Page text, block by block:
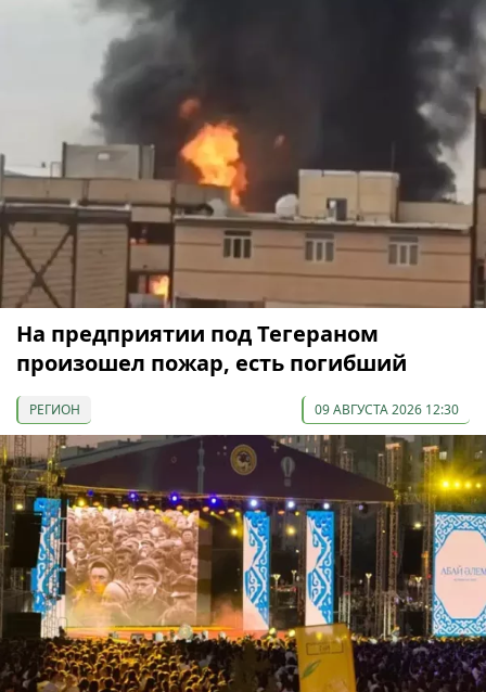
На предприятии под Тегераном
произошел пожар, есть погибший
РЕГИОН 09 АВГУСТА 2026 12:30